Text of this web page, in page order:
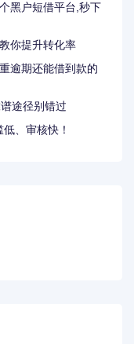
黑户短借平台,秒下
你提升转化率
逾期还能借到款的
途径别错过
、审核快！